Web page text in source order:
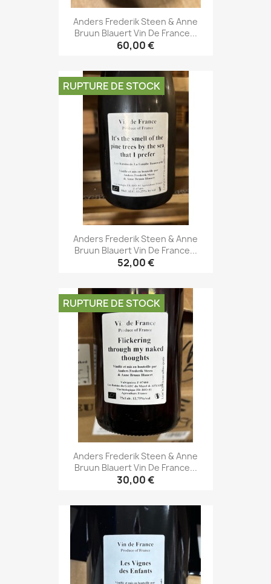
Anders Frederik Steen & Anne
Bruun Blauert Vin De France...
60,00 €
Anders Frederik Steen & Anne
Bruun Blauert Vin De France...
52,00 €
RUPTURE DE STOCK
Anders Frederik Steen & Anne
Bruun Blauert Vin De France...
30,00 €
RUPTURE DE STOCK